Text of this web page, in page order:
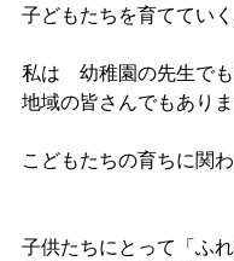
子どもたちを育ててい
私は　幼稚園の先生でも
地域の皆さんでもあり
こどもたちの育ちに関わ
子供たちにとって「ふ